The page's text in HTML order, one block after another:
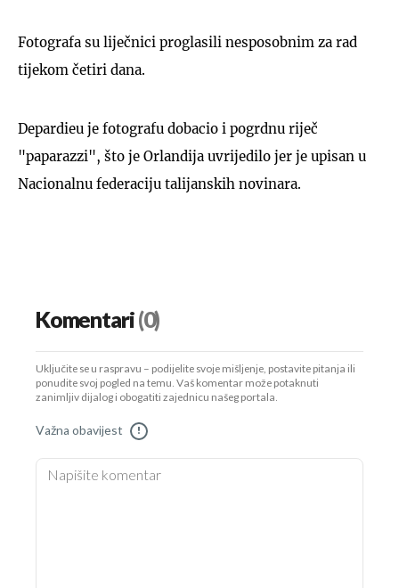
Fotografa su liječnici proglasili nesposobnim za rad
tijekom četiri dana.
Depardieu je fotografu dobacio i pogrdnu riječ
"paparazzi", što je Orlandija uvrijedilo jer je upisan u
Nacionalnu federaciju talijanskih novinara.
Komentari(0)
Uključite se u raspravu – podijelite svoje mišljenje, postavite pitanja ili
ponudite svoj pogled na temu. Vaš komentar može potaknuti
zanimljiv dijalog i obogatiti zajednicu našeg portala.
Važna obavijest !